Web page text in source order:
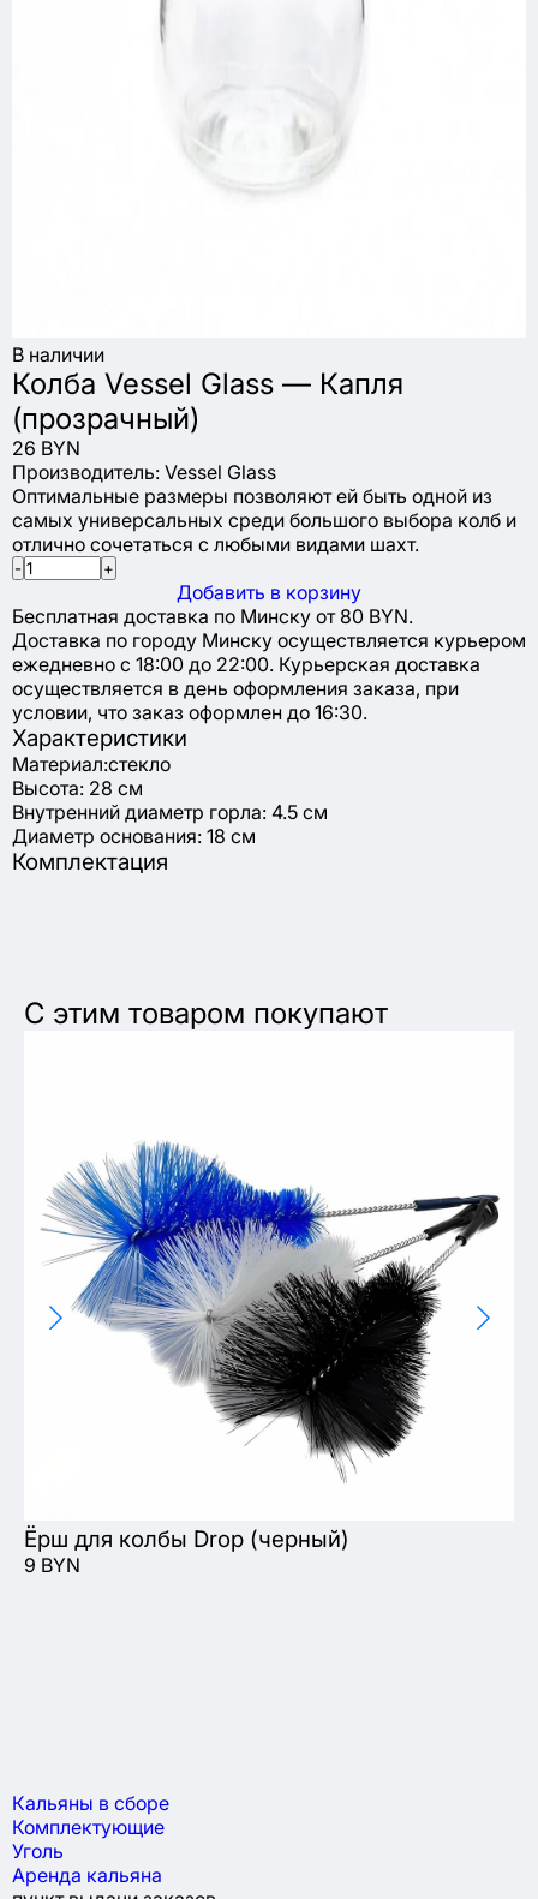
В наличии
Колба Vessel Glass — Капля
(прозрачный)
26 BYN
Производитель: Vessel Glass
Оптимальные размеры позволяют ей быть одной из
самых универсальных среди большого выбора колб и
отлично сочетаться с любыми видами шахт.
- +
Добавить в корзину
Бесплатная доставка по Минску от 80 BYN.
Доставка по городу Минску осуществляется курьером
ежедневно с 18:00 до 22:00. Курьерская доставка
осуществляется в день оформления заказа, при
условии, что заказ оформлен до 16:30.
Характеристики
Материал:стекло
Высота: 28 см
Внутренний диаметр горла: 4.5 см
Диаметр основания: 18 см
Комплектация
С этим товаром покупают
Ёрш для колбы Drop (черный)
9 BYN
Кальяны в сборе
Комплектующие
Уголь
Аренда кальяна